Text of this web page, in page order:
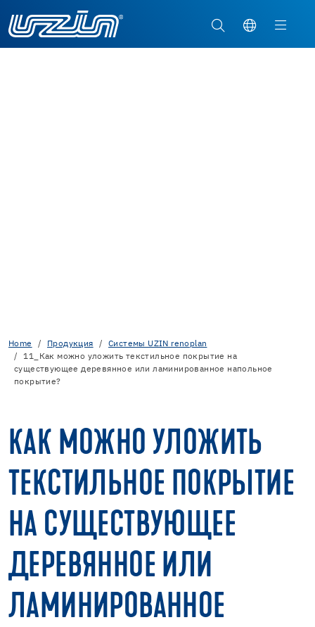
Home Продукция
Cистемы UZIN renoplan
11_Как можно уложить текстильное покрытие на
существующее деревянное или ламинированное напольное
покрытие?
КАК МОЖНО УЛОЖИТЬ
ТЕКСТИЛЬНОЕ ПОКРЫТИЕ
НА СУЩЕСТВУЮЩЕЕ
ДЕРЕВЯННОЕ ИЛИ
ЛАМИНИРОВАННОЕ